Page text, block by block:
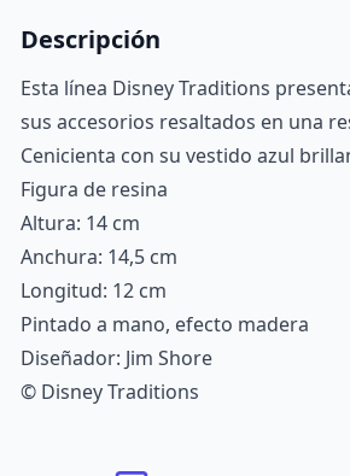
Descripción
Esta línea Disney Traditions
sus accesorios resaltados en una
Cenicienta con su vestido azul
Figura de resina
Altura: 14 cm
Anchura: 14,5 cm
Longitud: 12 cm
Pintado a mano, efecto madera
Diseñador: Jim Shore
© Disney Traditions